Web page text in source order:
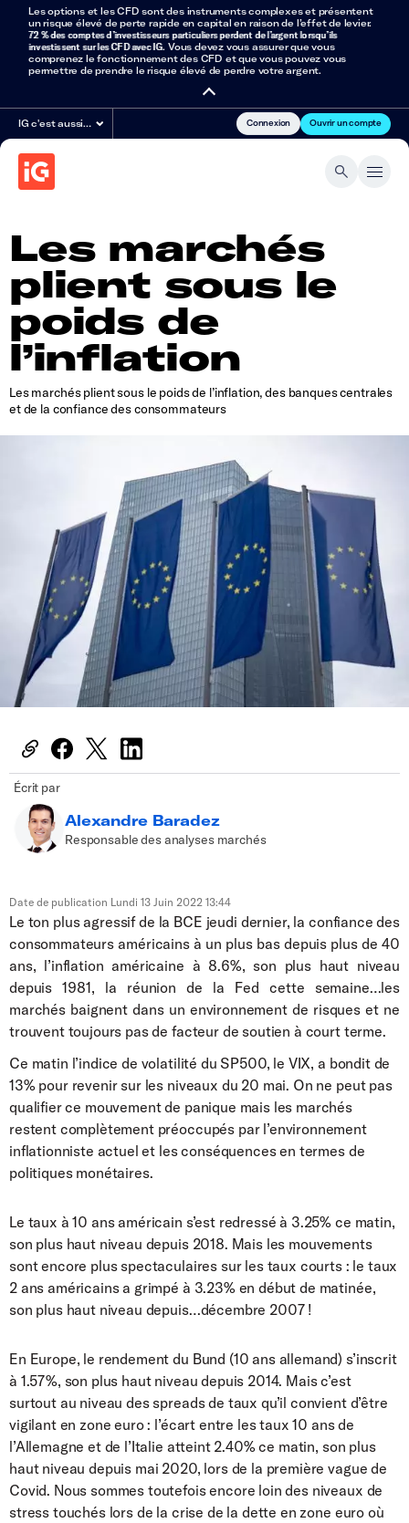
Les options et les CFD sont des instruments complexes et présentent
un risque élevé de perte rapide en capital en raison de l’effet de levier.
72 % des comptes d’investisseurs particuliers perdent de l’argent lorsqu’ils
investissent sur les CFD avec IG. Vous devez vous assurer que vous
comprenez le fonctionnement des CFD et que vous pouvez vous
permettre de prendre le risque élevé de perdre votre argent.
IG c'est aussi… Connexion Ouvrir un compte
Les marchés
plient sous le
poids de
l’inflation
Les marchés plient sous le poids de l’inflation, des banques centrales
et de la confiance des consommateurs
Écrit par
Alexandre Baradez
Responsable des analyses marchés
Date de publication Lundi 13 Juin 2022 13:44
Le ton plus agressif de la BCE jeudi dernier, la confiance des
consommateurs américains à un plus bas depuis plus de 40
ans, l’inflation américaine à 8.6%, son plus haut niveau
depuis 1981, la réunion de la Fed cette semaine…les
marchés baignent dans un environnement de risques et ne
trouvent toujours pas de facteur de soutien à court terme.
Ce matin l’indice de volatilité du SP500, le VIX, a bondit de
13% pour revenir sur les niveaux du 20 mai. On ne peut pas
qualifier ce mouvement de panique mais les marchés
restent complètement préoccupés par l’environnement
inflationniste actuel et les conséquences en termes de
politiques monétaires.
Le taux à 10 ans américain s’est redressé à 3.25% ce matin,
son plus haut niveau depuis 2018. Mais les mouvements
sont encore plus spectaculaires sur les taux courts : le taux
2 ans américains a grimpé à 3.23% en début de matinée,
son plus haut niveau depuis…décembre 2007 !
En Europe, le rendement du Bund (10 ans allemand) s’inscrit
à 1.57%, son plus haut niveau depuis 2014. Mais c’est
surtout au niveau des spreads de taux qu’il convient d’être
vigilant en zone euro : l’écart entre les taux 10 ans de
l’Allemagne et de l’Italie atteint 2.40% ce matin, son plus
haut niveau depuis mai 2020, lors de la première vague de
Covid. Nous sommes toutefois encore loin des niveaux de
stress touchés lors de la crise de la dette en zone euro où